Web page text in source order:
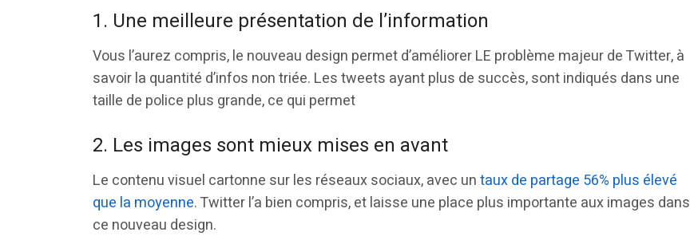
1. Une meilleure présentation de l’information
Vous l’aurez compris, le nouveau design permet d’améliorer LE problème majeur de Twitter, à
savoir la quantité d’infos non triée. Les tweets ayant plus de succès, sont indiqués dans une
taille de police plus grande, ce qui permet
2. Les images sont mieux mises en avant
Le contenu visuel cartonne sur les réseaux sociaux, avec untaux de partage 56% plus élevé
que la moyenne. Twitter l’a bien compris, et laisse une place plus importante aux images dans
ce nouveau design.